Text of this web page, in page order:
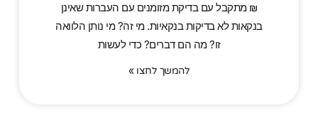
₪ מתקבל עם בדיקת מזומנים עם העברות שאינן
בנקאות לא בדיקות בנקאיות. מי זה? מי נותן הלוואה
זו? מה הם דברים? כדי לעשות
להמשך לחצו »